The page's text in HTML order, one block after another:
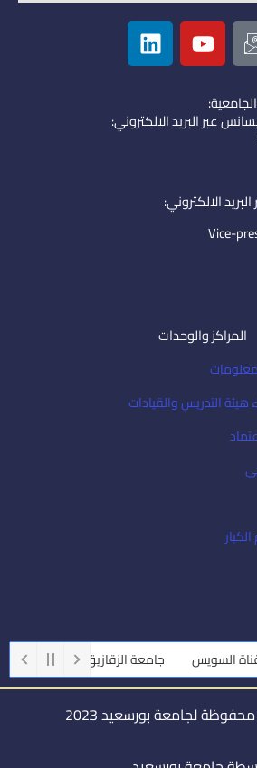
I
c
o
n
-
e
i
l
Y
o
u
u
b
L
i
n
e
d
عبر البريد الالكتروني:
الالكتروني:
Vice-
المراكز والوحدات
التدريس والقيادات
السويس جامعة الزقازيق جامعة
لجامعة بورسعيد 2023